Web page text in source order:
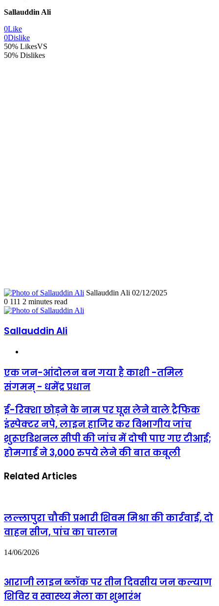
Sallauddin Ali
0Like
0Dislike
50% LikesVS
50% Dislikes
Sallauddin Ali Send
02/12/2025
0 111 2 minutes read
Sallauddin Ali
एक
जन-
आंदोलन
गया
है
काशी
-तमिल
संगमम्
-
धमेंद्र
एक जन-आंदोलन बन गया है काशी -तमिल
संगमम् - धमेंद्र प्रधान
ई-
रिक्शा
छोड़ने
के
नाम
पर
घूस
वाले
लाइन
हाजिर
कर
विभागीय
जांच
शुरूएडिशनल
जांच
में
दोषी
ई-रिक्शा छोड़ने के नाम पर घूस लेने वाले ट्रैफिक
इंस्पेक्टर नपे, लाइन हाजिर कर विभागीय जांच
शुरूएडिशनल सीपी की जांच में दोषी पाए गए टीआई;
होमगार्ड ने 3,000 रुपये लेने की बात कबूली
Related Articles
लल्लापुरा चौकी प्रभारी शिवम मिश्रा की कार्रवाई, दो
वाहन सीज, पांच का चालान
14/06/2026
आराजी लाइन ब्लॉक पर तीन दिवसीय जन कल्याण
शिविर व स्वास्थ्य मेला का शुभारंभ